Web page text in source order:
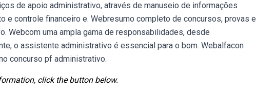
de apoio administrativo, através de manuseio de informações
e controle financeiro e. Webresumo completo de concursos, provas e
Webcom uma ampla gama de responsabilidades, desde
o assistente administrativo é essencial para o bom. Webalfacon
concurso pf administrativo.
click the button below.